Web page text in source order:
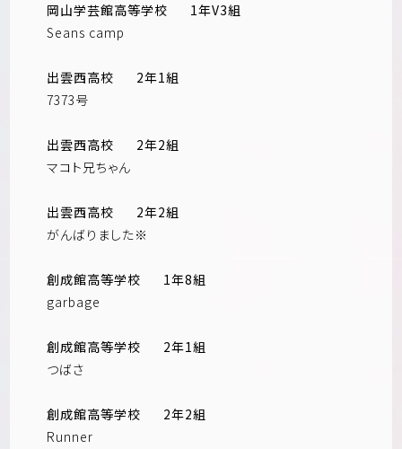
岡山学芸館高等学校
1年V3組
Seans camp
出雲西高校
2年1組
7373号
出雲西高校
2年2組
マコト兄ちゃん
出雲西高校
2年2組
がんばりました※
創成館高等学校
1年8組
garbage
創成館高等学校
2年1組
つばさ
創成館高等学校
2年2組
Runner